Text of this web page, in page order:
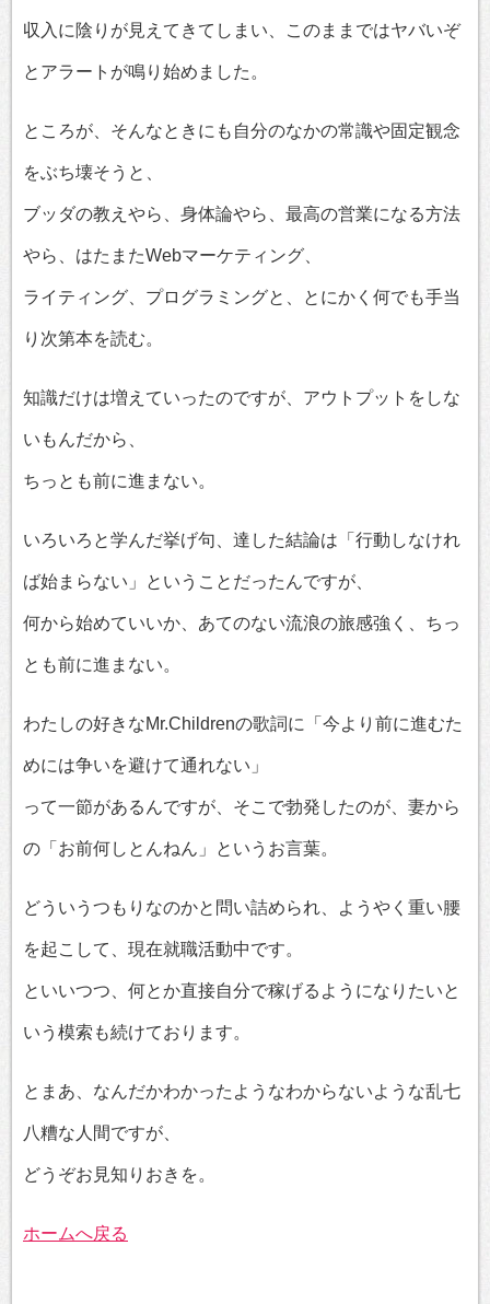
収入に陰りが見えてきてしまい、このままではヤバいぞ
とアラートが鳴り始めました。
ところが、そんなときにも自分のなかの常識や固定観念
をぶち壊そうと、
ブッダの教えやら、身体論やら、最高の営業になる方法
やら、はたまたWebマーケティング、
ライティング、プログラミングと、とにかく何でも手当
り次第本を読む。
知識だけは増えていったのですが、アウトプットをしな
いもんだから、
ちっとも前に進まない。
いろいろと学んだ挙げ句、達した結論は「行動しなけれ
ば始まらない」ということだったんですが、
何から始めていいか、あてのない流浪の旅感強く、ちっ
とも前に進まない。
わたしの好きなMr.Childrenの歌詞に「今より前に進むた
めには争いを避けて通れない」
って一節があるんですが、そこで勃発したのが、妻から
の「お前何しとんねん」というお言葉。
どういうつもりなのかと問い詰められ、ようやく重い腰
を起こして、現在就職活動中です。
といいつつ、何とか直接自分で稼げるようになりたいと
いう模索も続けております。
とまあ、なんだかわかったようなわからないような乱七
八糟な人間ですが、
どうぞお見知りおきを。
ホームへ戻る